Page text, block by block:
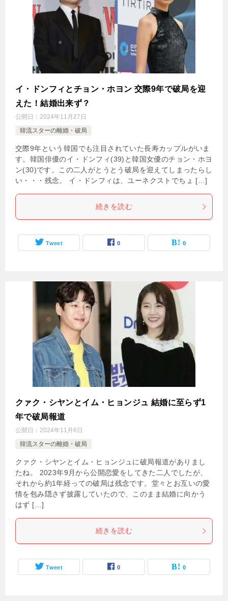
イ・ドンフィとチョン・ホヨン 交際9年で破局を迎
えた！結婚出来ず？
公開日： 2024年11月27日
韓流スターの離婚・破局
交際9年という韓国でも注目されていた長寿カップルがいま
す。韓国俳優のイ・ドンフィ(39)と韓国女優のチョン・ホヨ
ン(30)です。この二人がとうとう破局を迎えてしまったらし
い・・・残念。 イ・ドンフィは、ユーネクストでちょ […]
続きを読む
Tweet 0 0
クァク・シヤンとイム・ヒョンジュ 結婚に至らず1
年で破局報道
公開日： 2024年11月6日
韓流スターの離婚・破局
クァク・シヤンとイム・ヒョンジュに破局報道がありまし
たね。 2023年9月から公開恋愛をしてきた二人でしたが、
それから約1年経っての破局は残念です。堂々とお互いの愛
情を包み隠さず披露していたので、このまま結婚に向かう
はず […]
続きを読む
Tweet 0 0